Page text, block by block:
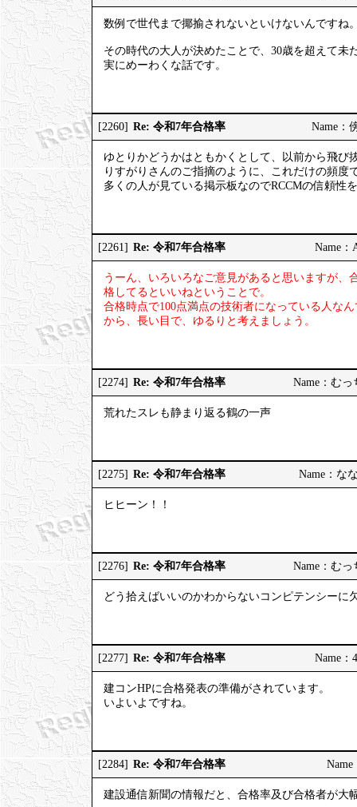
数例で世代まで揶揄されないといけないんですね
その時代の大人が決めたことで、30歳を超えて未
実にめーわくな話です。
[2260] Re: 令和7年合格率 Name：
ゆとりかどうかはともかくとして、以前から飛
りすがりさんのご指摘のように、これだけの頻度
多くの人が見ている掲示板なのでRCCMの信頼性
[2261] Re: 令和7年合格率 Name：
うーん、いろいろなご意見があると思いますが
格してるといいねということで。
合格時点で100点満点の技術者になっている人な
から、長い目で、ゆるりと考えましょう。
[2274] Re: 令和7年合格率 Name：む
荒れたスレも静まり返る鶴の一声
[2275] Re: 令和7年合格率 Name：な
ヒヒーン！！
[2276] Re: 令和7年合格率 Name：む
どう拾えばいいのかわからないコンピテンシーに
[2277] Re: 令和7年合格率 Name
建コンHPに合格発表の準備がされています。
いよいよですね。
[2284] Re: 令和7年合格率
建設通信新聞の情報だと、合格率及び合格者が大